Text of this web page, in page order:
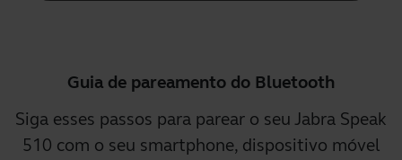
Guia de pareamento do Bluetooth
Siga esses passos para parear o seu Jabra Speak
510 com o seu smartphone, dispositivo móvel